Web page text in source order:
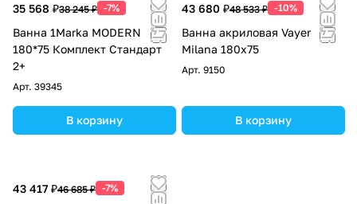
35 568 ₽38 245 ₽ -7%
Ванна 1Marka MODERN
180*75 Комплект Стандарт
2+
Арт. 39345
В корзину
43 680 ₽48 533 ₽ -10%
Ванна акриловая Vayer
Milana 180x75
Арт. 9150
В корзину
43 417 ₽46 685 ₽ -7%